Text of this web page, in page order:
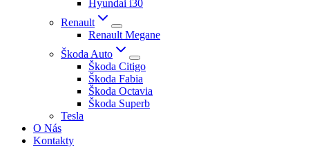
Hyundai i30
Renault
Renault Megane
Škoda Auto
Škoda Citigo
Škoda Fabia
Škoda Octavia
Škoda Superb
Tesla
O Nás
Kontakty